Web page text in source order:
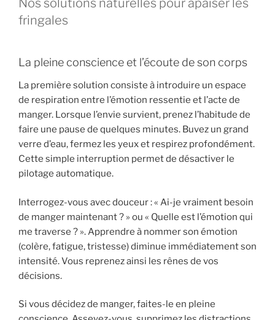
fringales
La pleine conscience et l’écoute de son corps
La première solution consiste à introduire un espace
de respiration entre l’émotion ressentie et l’acte de
manger. Lorsque l’envie survient, prenez l’habitude de
faire une pause de quelques minutes. Buvez un grand
verre d’eau, fermez les yeux et respirez profondément.
Cette simple interruption permet de désactiver le
pilotage automatique.
Interrogez-vous avec douceur : « Ai-je vraiment besoin
de manger maintenant ? » ou « Quelle est l’émotion qui
me traverse ? ». Apprendre à nommer son émotion
(colère, fatigue, tristesse) diminue immédiatement son
intensité. Vous reprenez ainsi les rênes de vos
décisions.
Si vous décidez de manger, faites-le en pleine